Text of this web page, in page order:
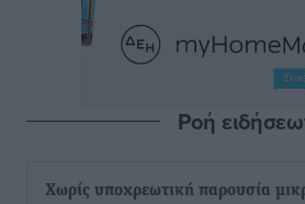
Ροή
Χωρίς υποχρεωτική παρουσία